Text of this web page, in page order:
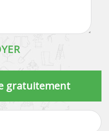
gratuitement